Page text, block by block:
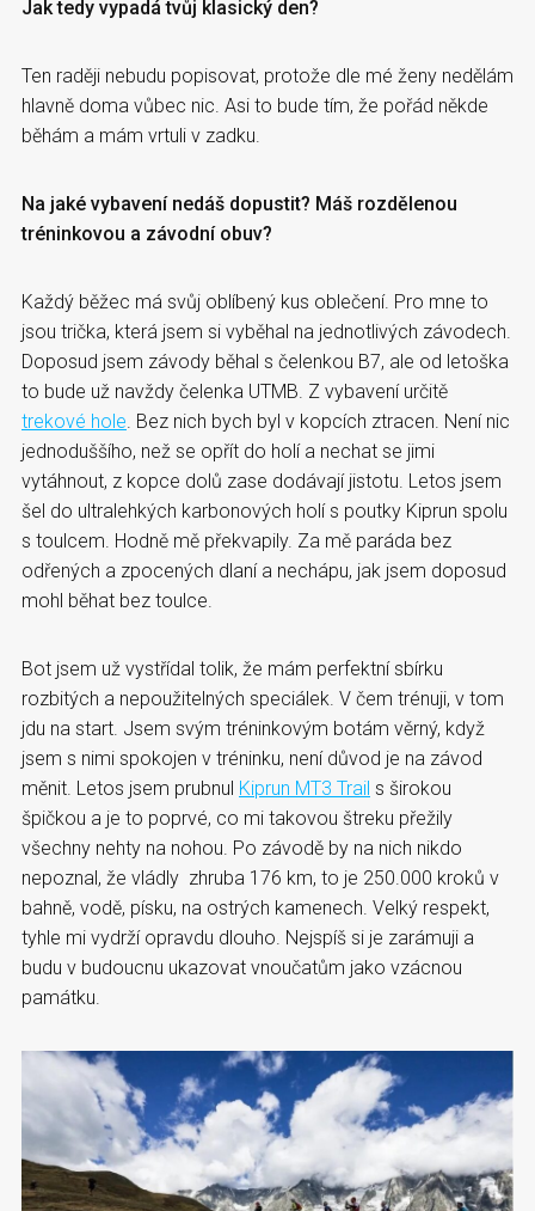
Jak tedy vypadá tvůj klasický den?
Ten raději nebudu popisovat, protože dle mé ženy nedělám
hlavně doma vůbec nic. Asi to bude tím, že pořád někde
běhám a mám vrtuli v zadku.
Na jaké vybavení nedáš dopustit? Máš rozdělenou
tréninkovou a závodní obuv?
Každý běžec má svůj oblíbený kus oblečení. Pro mne to
jsou trička, která jsem si vyběhal na jednotlivých závodech.
Doposud jsem závody běhal s čelenkou B7, ale od letoška
to bude už navždy čelenka UTMB. Z vybavení určitě
trekové hole. Bez nich bych byl v kopcích ztracen. Není nic
jednoduššího, než se opřít do holí a nechat se jimi
vytáhnout, z kopce dolů zase dodávají jistotu. Letos jsem
šel do ultralehkých karbonových holí s poutky Kiprun spolu
s toulcem. Hodně mě překvapily. Za mě paráda bez
odřených a zpocených dlaní a nechápu, jak jsem doposud
mohl běhat bez toulce.
Bot jsem už vystřídal tolik, že mám perfektní sbírku
rozbitých a nepoužitelných speciálek. V čem trénuji, v tom
jdu na start. Jsem svým tréninkovým botám věrný, když
jsem s nimi spokojen v tréninku, není důvod je na závod
měnit. Letos jsem prubnul Kiprun MT3 Trail s širokou
špičkou a je to poprvé, co mi takovou štreku přežily
všechny nehty na nohou. Po závodě by na nich nikdo
nepoznal, že vládly zhruba 176 km, to je 250.000 kroků v
bahně, vodě, písku, na ostrých kamenech. Velký respekt,
tyhle mi vydrží opravdu dlouho. Nejspíš si je zarámuji a
budu v budoucnu ukazovat vnoučatům jako vzácnou
památku.